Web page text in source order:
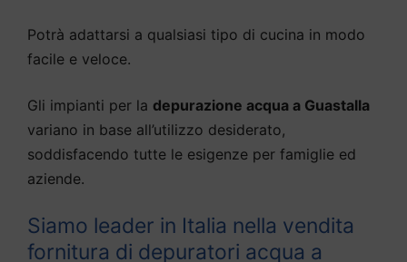
Potrà adattarsi a qualsiasi tipo di cucina in modo
facile e veloce.
Gli impianti per la depurazione acqua a Guastalla
variano in base all’utilizzo desiderato,
soddisfacendo tutte le esigenze per famiglie ed
aziende.
Siamo leader in Italia nella vendita
fornitura di depuratori acqua a